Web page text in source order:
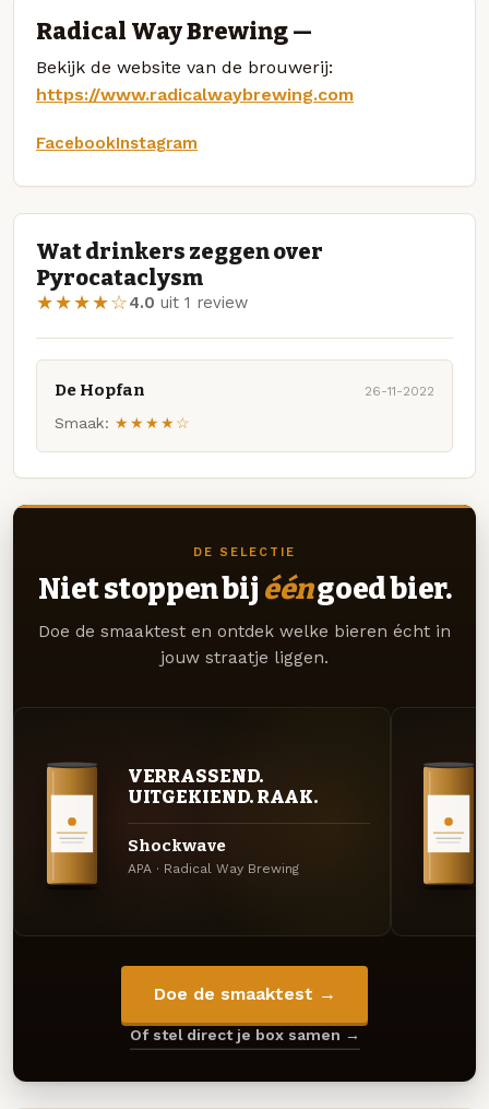
Radical Way Brewing —
Bekijk de website van de brouwerij:
https://www.radicalwaybrewing.com
FacebookInstagram
Wat drinkers zeggen over
Pyrocataclysm
★★★★☆4.0 uit 1 review
De Hopfan 26-11-2022
Smaak: ★★★★☆
DE SELECTIE
Niet stoppen bij ééngoed bier.
Doe de smaaktest en ontdek welke bieren écht in
jouw straatje liggen.
VERRASSEND.
UITGEKIEND. RAAK.
Shockwave
APA · Radical Way Brewing
Doe de smaaktest →
Of stel direct je box samen →